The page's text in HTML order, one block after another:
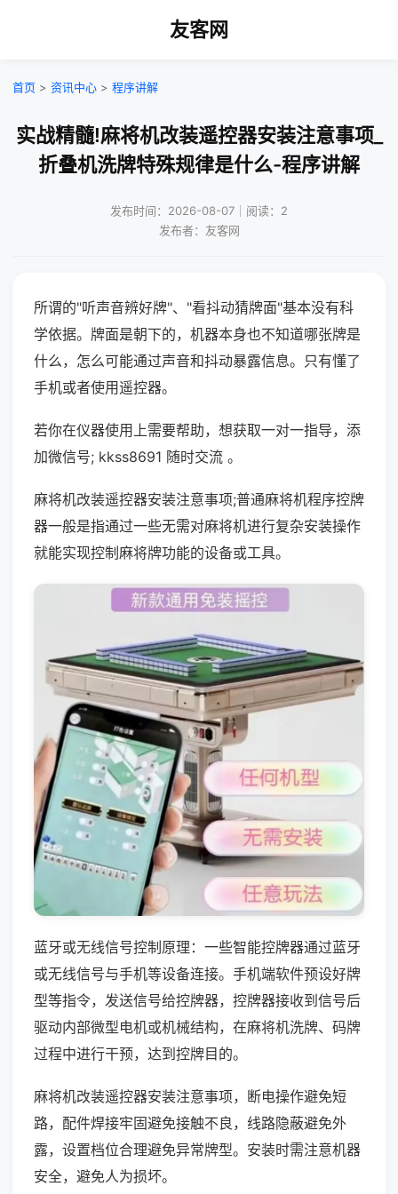
友客网
首页 > 资讯中心 > 程序讲解
实战精髓!麻将机改装遥控器安装注意事项_
折叠机洗牌特殊规律是什么-程序讲解
发布时间：2026-08-07｜阅读：2
发布者：友客网
所谓的"听声音辨好牌"、"看抖动猜牌面"基本没有科
学依据。牌面是朝下的，机器本身也不知道哪张牌是
什么，怎么可能通过声音和抖动暴露信息。只有懂了
手机或者使用遥控器。
若你在仪器使用上需要帮助，想获取一对一指导，添
加微信号; kkss8691 随时交流 。
麻将机改装遥控器安装注意事项;普通麻将机程序控牌
器一般是指通过一些无需对麻将机进行复杂安装操作
就能实现控制麻将牌功能的设备或工具。
蓝牙或无线信号控制原理：一些智能控牌器通过蓝牙
或无线信号与手机等设备连接。手机端软件预设好牌
型等指令，发送信号给控牌器，控牌器接收到信号后
驱动内部微型电机或机械结构，在麻将机洗牌、码牌
过程中进行干预，达到控牌目的。
麻将机改装遥控器安装注意事项，断电操作避免短
路，配件焊接牢固避免接触不良，线路隐蔽避免外
露，设置档位合理避免异常牌型。安装时需注意机器
安全，避免人为损坏。